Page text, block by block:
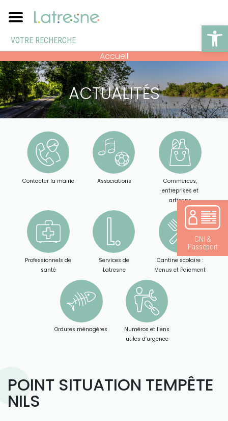
Accueil
ACTUALITÉS
Contacter la mairie Associations
Commerces,
entreprises et
artisans
Professionnels de
santé
Services de
Latresne
Cantine scolaire :
Menus et Paiement
Ordures ménagères
Numéros et liens
utiles d’urgence
POINT SITUATION TEMPÊTE
NILS
CNI &
Passeport